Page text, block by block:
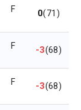
F 0(71)
F -3(68)
F -3(68)